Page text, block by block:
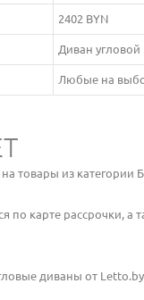
2402 BYN
Диван
Любые на
товары из
по карте рассрочки,
диваны от